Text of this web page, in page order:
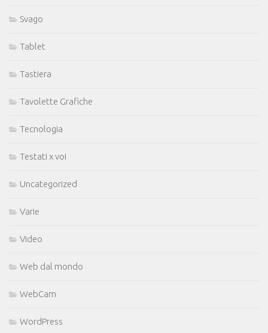
Svago
Tablet
Tastiera
Tavolette Grafiche
Tecnologia
Testati x voi
Uncategorized
Varie
Video
Web dal mondo
WebCam
WordPress